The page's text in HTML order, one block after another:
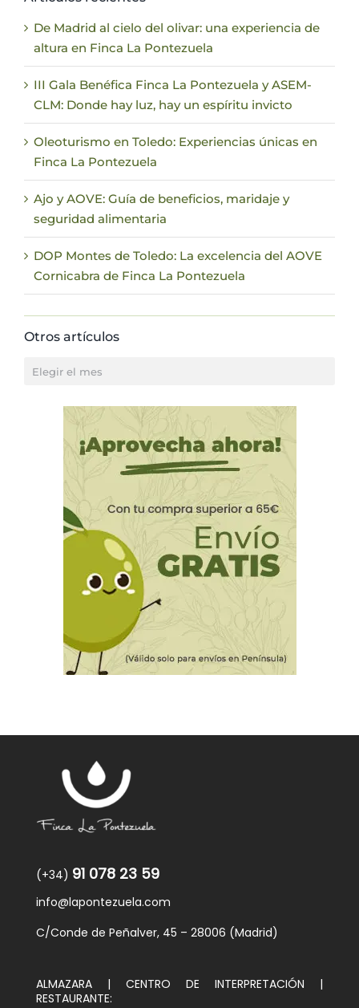
De Madrid al cielo del olivar: una experiencia de
altura en Finca La Pontezuela
III Gala Benéfica Finca La Pontezuela y ASEM-
CLM: Donde hay luz, hay un espíritu invicto
Oleoturismo en Toledo: Experiencias únicas en
Finca La Pontezuela
Ajo y AOVE: Guía de beneficios, maridaje y
seguridad alimentaria
DOP Montes de Toledo: La excelencia del AOVE
Cornicabra de Finca La Pontezuela
Otros artículos
Otros
(+34) 91 078 23 59
info@lapontezuela.com
C/Conde de Peñalver, 45 – 28006 (Madrid)
ALMAZARA | CENTRO DE INTERPRETACIÓN |
RESTAURANTE: